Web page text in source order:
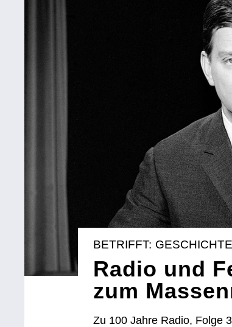
BETRIFFT: GESCHICHTE
Radio und
zum
Zu 100 Jahre Radio, Folge